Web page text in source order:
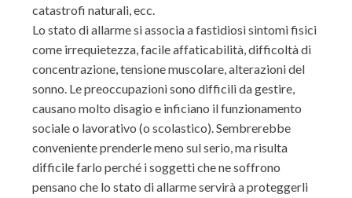
catastrofi naturali, ecc.
Lo stato di allarme si associa a fastidiosi sintomi fisici
come irrequietezza, facile affaticabilità, difficoltà di
concentrazione, tensione muscolare, alterazioni del
sonno. Le preoccupazioni sono difficili da gestire,
causano molto disagio e inficiano il funzionamento
sociale o lavorativo (o scolastico). Sembrerebbe
conveniente prenderle meno sul serio, ma risulta
difficile farlo perché i soggetti che ne soffrono
pensano che lo stato di allarme servirà a proteggerli